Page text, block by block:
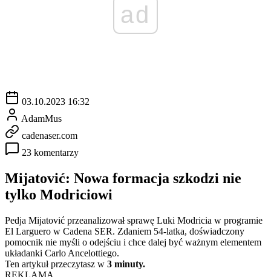
ad
03.10.2023 16:32
AdamMus
cadenaser.com
23 komentarzy
Mijatović: Nowa formacja szkodzi nie
tylko Modriciowi
Pedja Mijatović przeanalizował sprawę Luki Modricia w programie
El Larguero w Cadena SER. Zdaniem 54-latka, doświadczony
pomocnik nie myśli o odejściu i chce dalej być ważnym elementem
układanki Carlo Ancelottiego.
Ten artykuł przeczytasz w 3 minuty.
REKLAMA